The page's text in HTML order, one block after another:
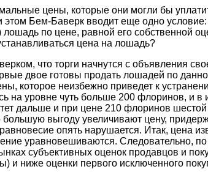
цены, которые они могли бы
этом Бем-Баверк вводит еще одно
лошадь по цене, равной его собственной
цена на лошадь?
что торги начнутся с объявления
двое готовы продать лошадей по
которое неизбежно приведет к
на уровне чуть больше 200 флоринов, и в
дальше и при цене 210 флоринов
большую выгоду увеличивают цену,
опять нарушается. Итак, цена
уравновешиваются. Следовательно,
субъективных оценок продавцов и
и ниже оценки первого исключенного